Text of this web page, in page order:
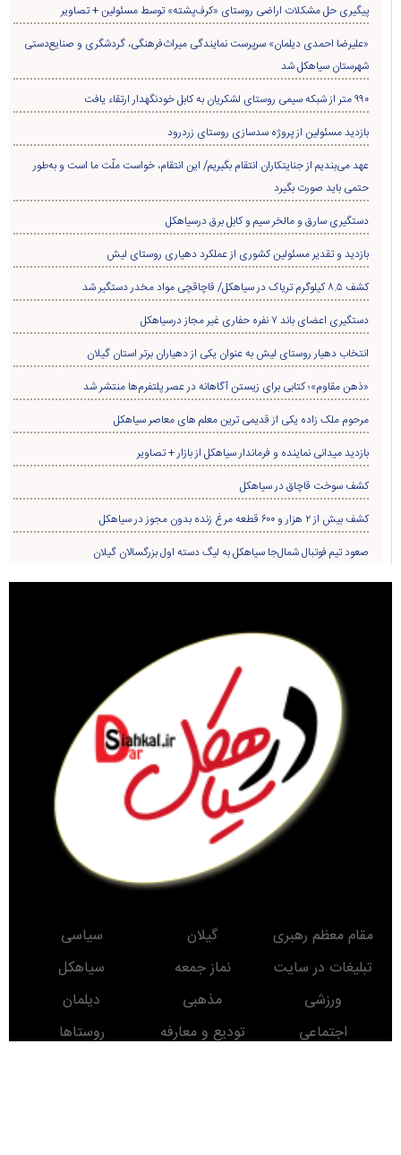
پیگیری حل مشکلات اراضی روستای «کرف‌پشته» توسط مسئولین + تصاویر
«علیرضا احمدی دیلمان» سرپرست نمایندگی میراث‌فرهنگی، گردشگری و صنایع‌دستی
شهرستان سیاهکل شد
۹۹۰ متر از شبکه سیمی روستای لشکریان به کابل خودنگهدار ارتقاء یافت
بازدید مسئولین از پروژه سدسازی روستای زردرود
عهد می‌بندیم از جنایتکاران انتقام بگیریم/ این انتقام، خواست ملّت ما است و به‌طور
حتمی باید صورت بگیرد
دستگیری سارق و مالخر سیم و کابل برق درسیاهکل
بازدید و تقدیر مسئولین کشوری از عملکرد دهیاری روستای لیش
کشف ۸.۵ کیلوگرم تریاک در سیاهکل/ قاچاقچی مواد مخدر دستگیر شد
دستگیری اعضای باند ۷ نفره حفاری غير مجاز درسیاهکل
انتخاب دهیار روستای لیش به عنوان یکی از دهیاران برتر استان گیلان
«ذهن مقاوم»؛ کتابی برای زیستن آگاهانه در عصر پلتفرم‌ها منتشر شد
مرحوم ملک زاده یکی از قدیمی ترین معلم های معاصر سیاهکل
بازدید میدانی نماینده و فرماندار سیاهکل از بازار + تصاویر
کشف سوخت قاچاق در سياهکل
کشف بیش از ۲ هزار و ۶۰۰ قطعه مرغ زنده بدون مجوز در سیاهکل
صعود تیم فوتبال شمال‌جا‌ سیاهکل به لیگ دسته اول بزرگسالان گیلان
مقام معظم رهبری گیلان
سیاسی
تبلیغات در سایت
نماز جمعه
سیاهکل
ورزشی
مذهبی
دیلمان
اجتماعی
تودیع و معارفه
روستاها